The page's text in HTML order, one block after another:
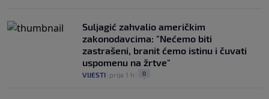
Suljagić zahvalio američkim
zakonodavcima: "Nećemo biti
zastrašeni, branit ćemo istinu i čuvati
uspomenu na žrtve"
VIJESTI prije 1 h 0